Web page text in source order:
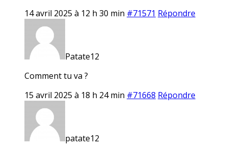
14 avril 2025 à 12 h 30 min #71571 Répondre
Patate12
Comment tu va ?
15 avril 2025 à 18 h 24 min #71668 Répondre
patate12